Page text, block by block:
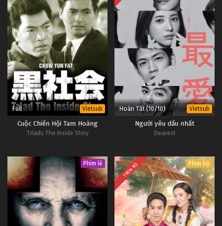
Full Vietsub
Cuộc Chiến Hội Tam Hoàng
Triads The Inside Story
Hoàn Tất (10/10) Vietsub
Người yêu dấu nhất
Dearest
Phim lẻ TRỌN BỘ Phim bộ